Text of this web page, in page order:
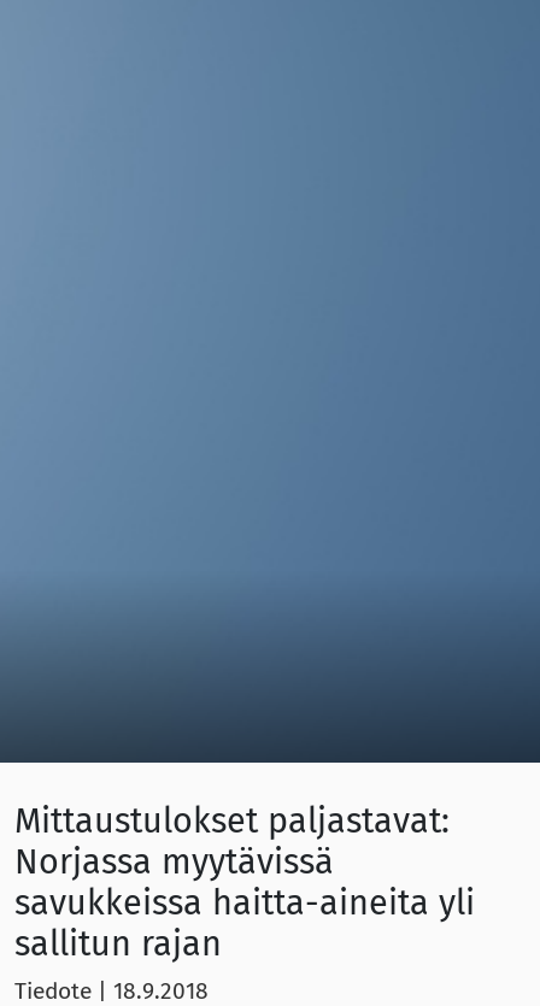
Mittaustulokset paljastavat:
Norjassa myytävissä
savukkeissa haitta-aineita yli
sallitun rajan
Tiedote 18.9.2018